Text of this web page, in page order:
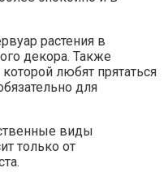
растения в
декора. Также
любят прятаться
для
виды
только от